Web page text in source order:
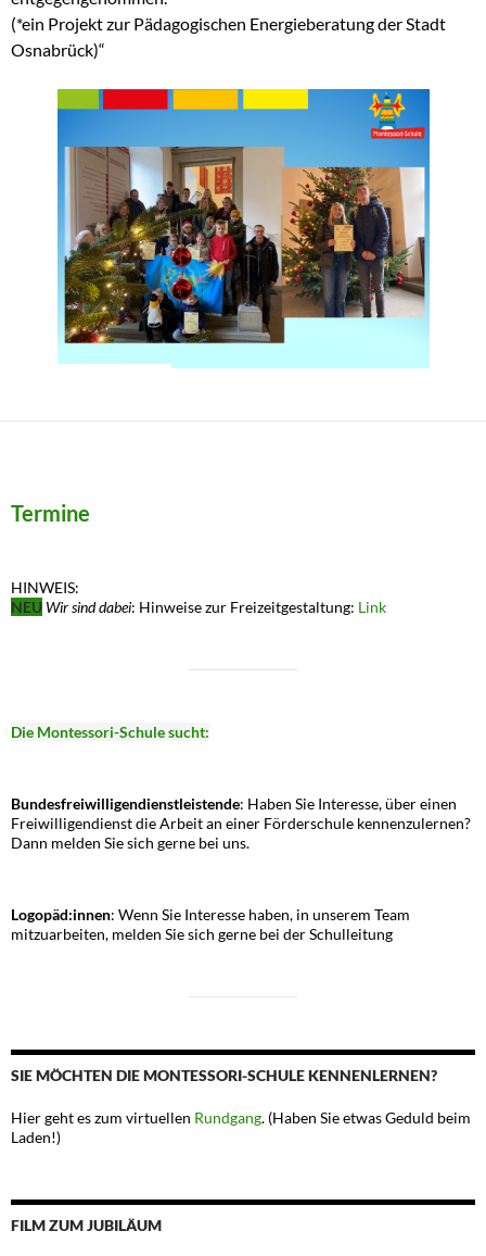
(*ein Projekt zur Pädagogischen Energieberatung der Stadt
Osnabrück)“
Termine
HINWEIS:
NEU Wir sind dabei: Hinweise zur Freizeitgestaltung: Link
Die Montessori-Schule sucht:
Bundesfreiwilligendienstleistende: Haben Sie Interesse, über einen
Freiwilligendienst die Arbeit an einer Förderschule kennenzulernen?
Dann melden Sie sich gerne bei uns.
Logopäd:innen: Wenn Sie Interesse haben, in unserem Team
mitzuarbeiten, melden Sie sich gerne bei der Schulleitung
SIE MÖCHTEN DIE MONTESSORI-SCHULE KENNENLERNEN?
Hier geht es zum virtuellen Rundgang. (Haben Sie etwas Geduld beim
Laden!)
FILM ZUM JUBILÄUM